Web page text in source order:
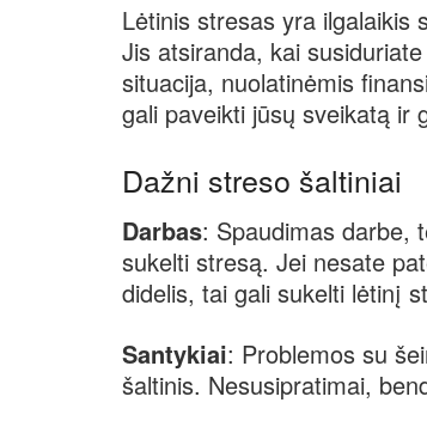
Lėtinis stresas yra ilgalaikis
Jis atsiranda, kai
situacija, nuolatinėmis
gali paveikti jūsų sveikatą ir
Dažni streso šaltiniai
Darbas: Spaudimas darbe,
sukelti stresą. Jei nesate
didelis, tai gali sukelti lėtinį
Santykiai: Problemos su
šaltinis. Nesusipratimai,